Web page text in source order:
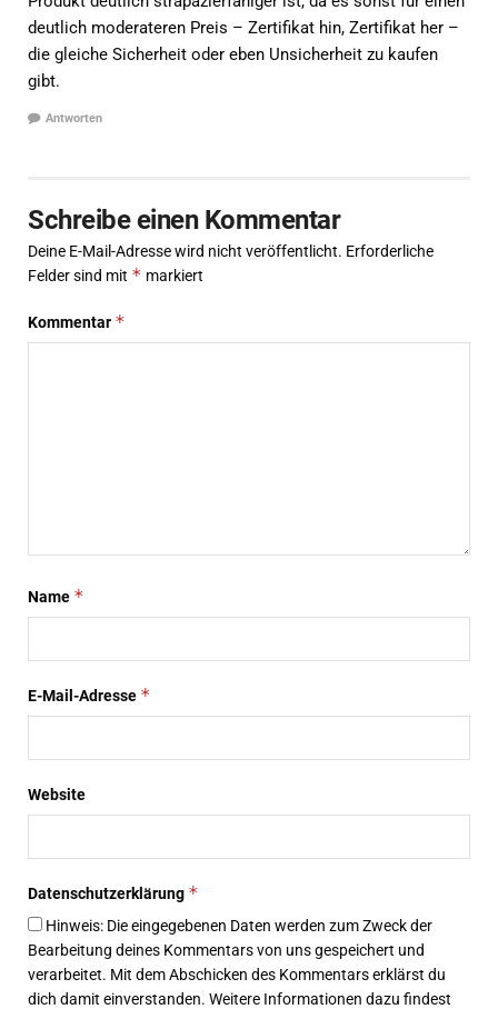
deutlich moderateren Preis – Zertifikat hin, Zertifikat her –
die gleiche Sicherheit oder eben Unsicherheit zu kaufen
gibt.
Antworten
Schreibe einen Kommentar
Deine E-Mail-Adresse wird nicht veröffentlicht. Erforderliche
Felder sind mit * markiert
Kommentar *
Name *
E-Mail-Adresse *
Website
Datenschutzerklärung *
Hinweis: Die eingegebenen Daten werden zum Zweck der
Bearbeitung deines Kommentars von uns gespeichert und
verarbeitet. Mit dem Abschicken des Kommentars erklärst du
dich damit einverstanden. Weitere Informationen dazu findest